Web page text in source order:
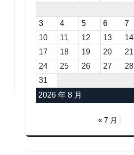
2026 年 8 月
3
4 5 6 7
10
11 12 13 14
17
18 19 20 21
24
25 26 27 28
31
« 7 月